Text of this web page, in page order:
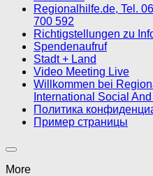
Regionalhilfe.de, Tel.
700 592
Richtigstellungen zu
Spendenaufruf
Stadt + Land
Video Meeting Live
Willkommen bei
International Social
Политика
Пример страницы
More